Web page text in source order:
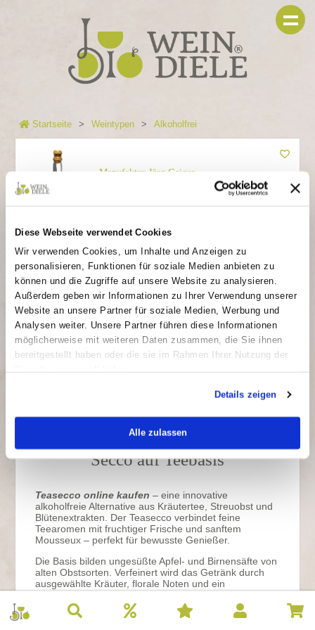
Diese Webseite verwendet Cookies
Wir verwenden Cookies, um Inhalte und Anzeigen zu
personalisieren, Funktionen für soziale Medien anbieten zu
können und die Zugriffe auf unsere Website zu analysieren.
Außerdem geben wir Informationen zu Ihrer Verwendung unserer
Website an unsere Partner für soziale Medien, Werbung und
Analysen weiter. Unsere Partner führen diese Informationen
möglicherweise mit weiteren Daten zusammen, die Sie ihnen
bereitgestellt haben oder die sie im Rahmen Ihrer Nutzung der
Dienste gesammelt haben.
Details zeigen
Alle zulassen
Startseite Weintypen Alkoholfrei
Manufaktur Jörg Geiger
alkoholfrei
13,90 €
In den Warenkorb
Artikelnr.: A7704
Inhalt: 0.75 l
Grundpreis: 18,53 €/l
Sofort lieferbar,
Lieferung in 1-5
Tagen
Teasecco – alkoholfreier Bio-
Secco auf Teebasis
Teasecco online kaufen – eine innovative
alkoholfreie Alternative aus Kräutertee, Streuobst und
Blütenextrakten. Der Teasecco verbindet feine
Teearomen mit fruchtiger Frische und sanftem
Mousseux – perfekt für bewusste Genießer.
Die Basis bilden ungesüßte Apfel- und Birnensäfte von
alten Obstsorten. Verfeinert wird das Getränk durch
ausgewählte Kräuter, florale Noten und ein
der Teasecco zart goldgelb mit lebendiger Perlage.